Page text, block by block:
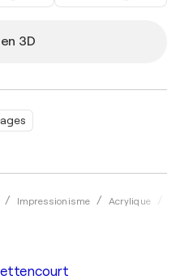
Impressionisme Acrylique
3D